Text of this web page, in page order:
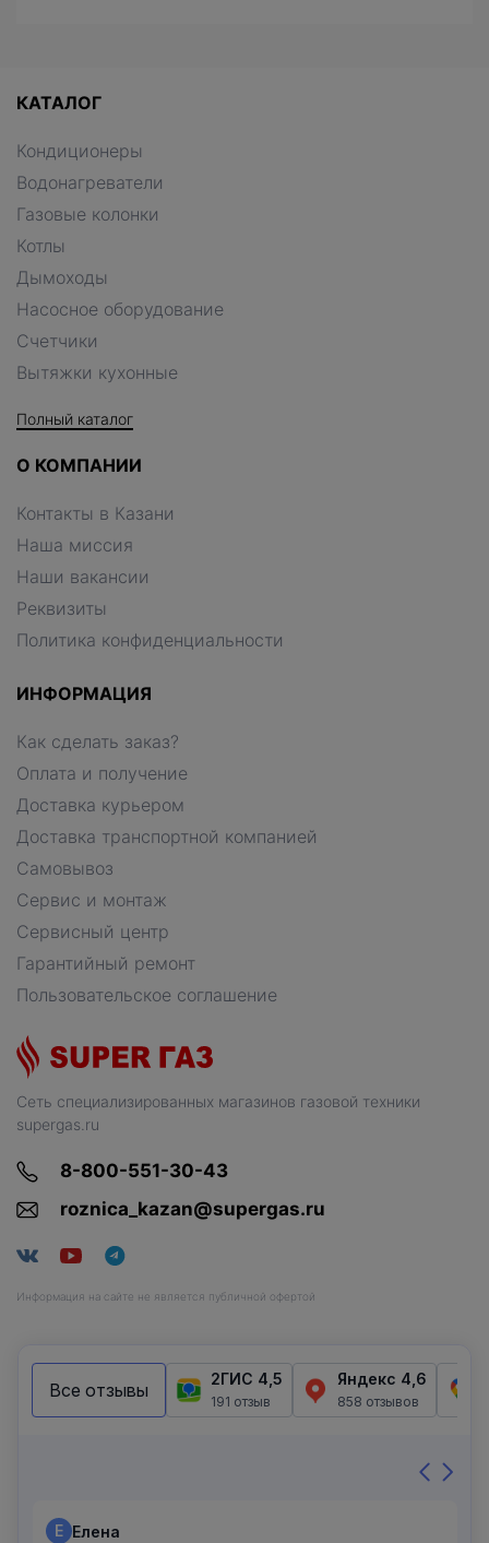
Сеть специализированных магазинов газовой техники
supergas.ru
8-800-551-30-43
roznica_kazan@supergas.ru
Информация на сайте не является публичной офертой
КАТАЛОГ
Кондиционеры
Водонагреватели
Газовые колонки
Котлы
Дымоходы
Насосное оборудование
Счетчики
Вытяжки кухонные
Полный каталог
О КОМПАНИИ
Контакты в Казани
Наша миссия
Наши вакансии
Реквизиты
Политика конфиденциальности
ИНФОРМАЦИЯ
Как сделать заказ?
Оплата и получение
Доставка курьером
Доставка транспортной компанией
Самовывоз
Сервис и монтаж
Сервисный центр
Гарантийный ремонт
Пользовательское соглашение